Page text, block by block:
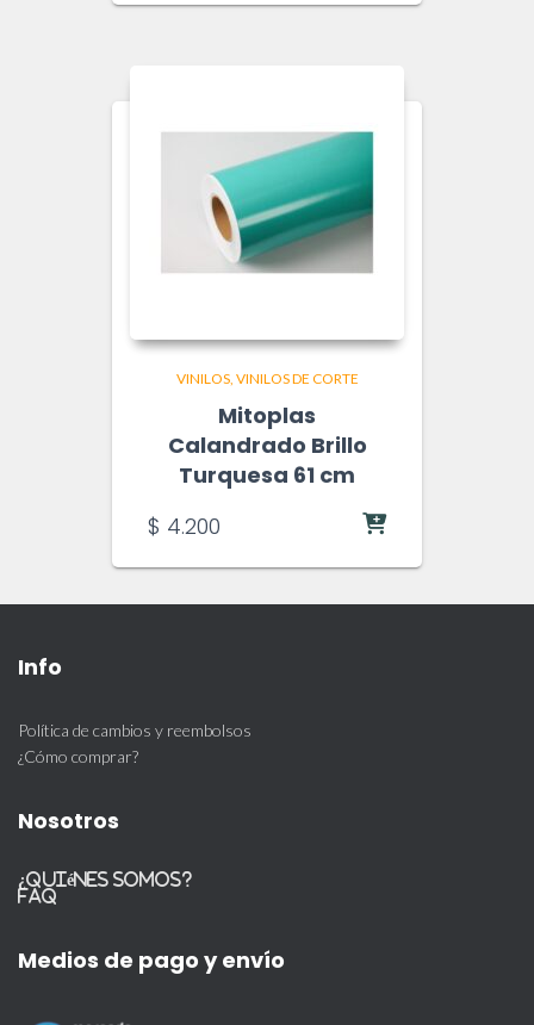
VINILOS VINILOS DE CORTE
Mitoplas
Calandrado Brillo
Turquesa 61 cm
$ 4.200
Info
Política de cambios y reembolsos
¿Cómo comprar?
Nosotros
¿Quiénes somos?
FAQ
Medios de pago y envío